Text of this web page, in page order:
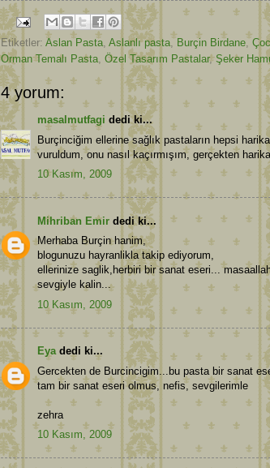
Etiketler: Aslan Pasta, Aslanlı pasta, Burçin Birdane,
Orman Temalı Pasta, Özel Tasarım Pastalar,Şeker
4 yorum:
masalmutfagi dedi ki...
Burçinciğim ellerine sağlık pastaların hepsi
vuruldum, onu nasıl kaçırmışım, gerçekten
10 Kasım, 2009
Mihriban Emir dedi ki...
Merhaba Burçin hanim,
blogunuzu hayranlikla takip ediyorum,
ellerinize saglik,herbiri bir sanat eseri...
sevgiyle kalin...
10 Kasım, 2009
Eyadedi ki...
Gercekten de Burcincigim...bu pasta bir sanat
tam bir sanat eseri olmus, nefis, sevgilerimle
zehra
10 Kasım, 2009